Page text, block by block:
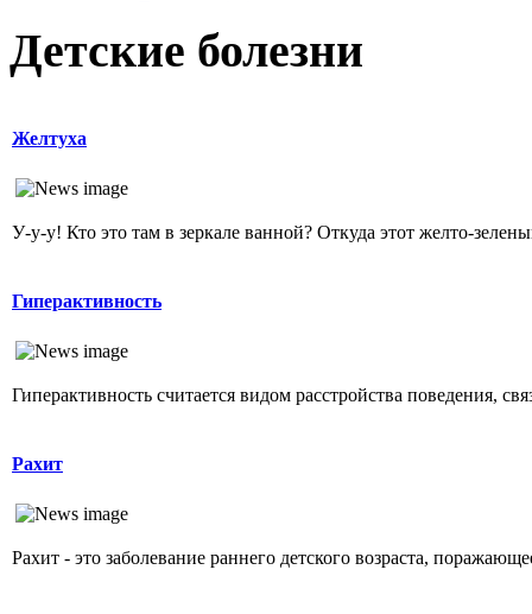
Детские болезни
Желтуха
У-у-у! Кто это там в зеркале ванной? Откуда этот желто-
Гиперактивность
Гиперактивность считается видом расстройства поведения,
Рахит
Рахит - это заболевание раннего детского возраста,